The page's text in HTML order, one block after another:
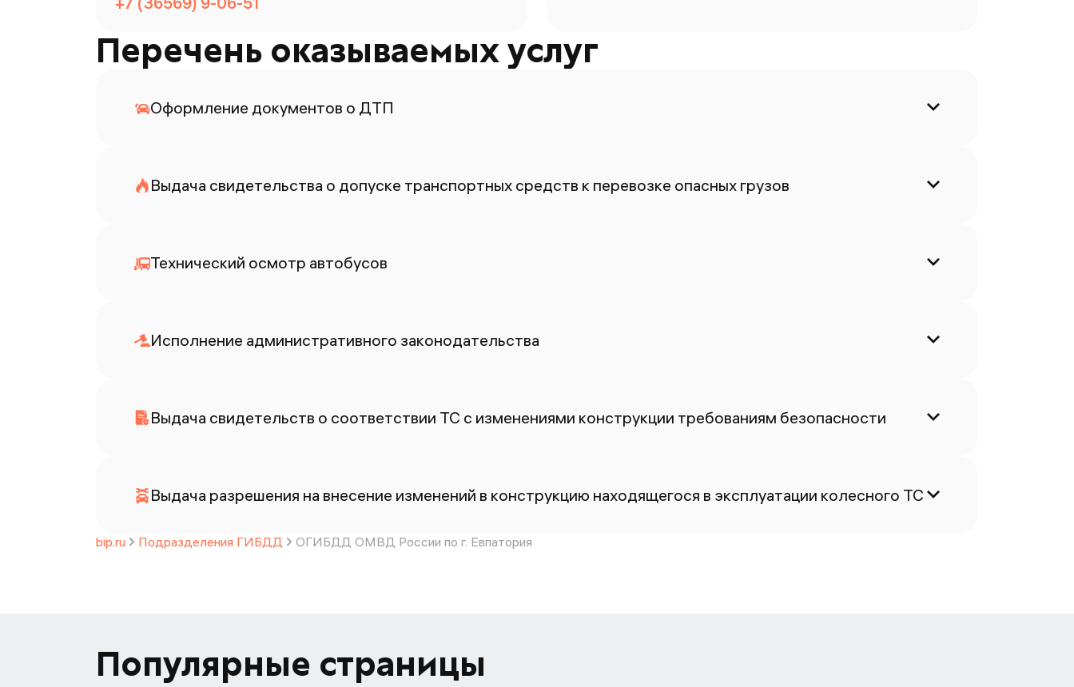
Перечень оказываемых услуг
Оформление документов о ДТП
Выдача свидетельства о допуске транспортных средств к перевозке опасных грузов
Технический осмотр автобусов
Исполнение административного законодательства
Выдача свидетельств о соответствии ТС с изменениями конструкции требованиям безопасности
Выдача разрешения на внесение изменений в конструкцию находящегося в эксплуатации колесного ТС
bip.ru Подразделения ГИБДД ОГИБДД ОМВД России по г. Евпатория
Популярные страницы